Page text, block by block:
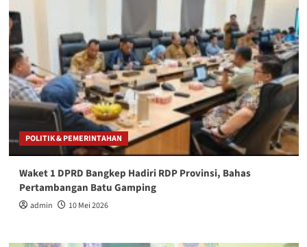
POLITIK & PEMERINTAHAN
Waket 1 DPRD Bangkep Hadiri RDP Provinsi, Bahas
Pertambangan Batu Gamping
admin 10 Mei 2026